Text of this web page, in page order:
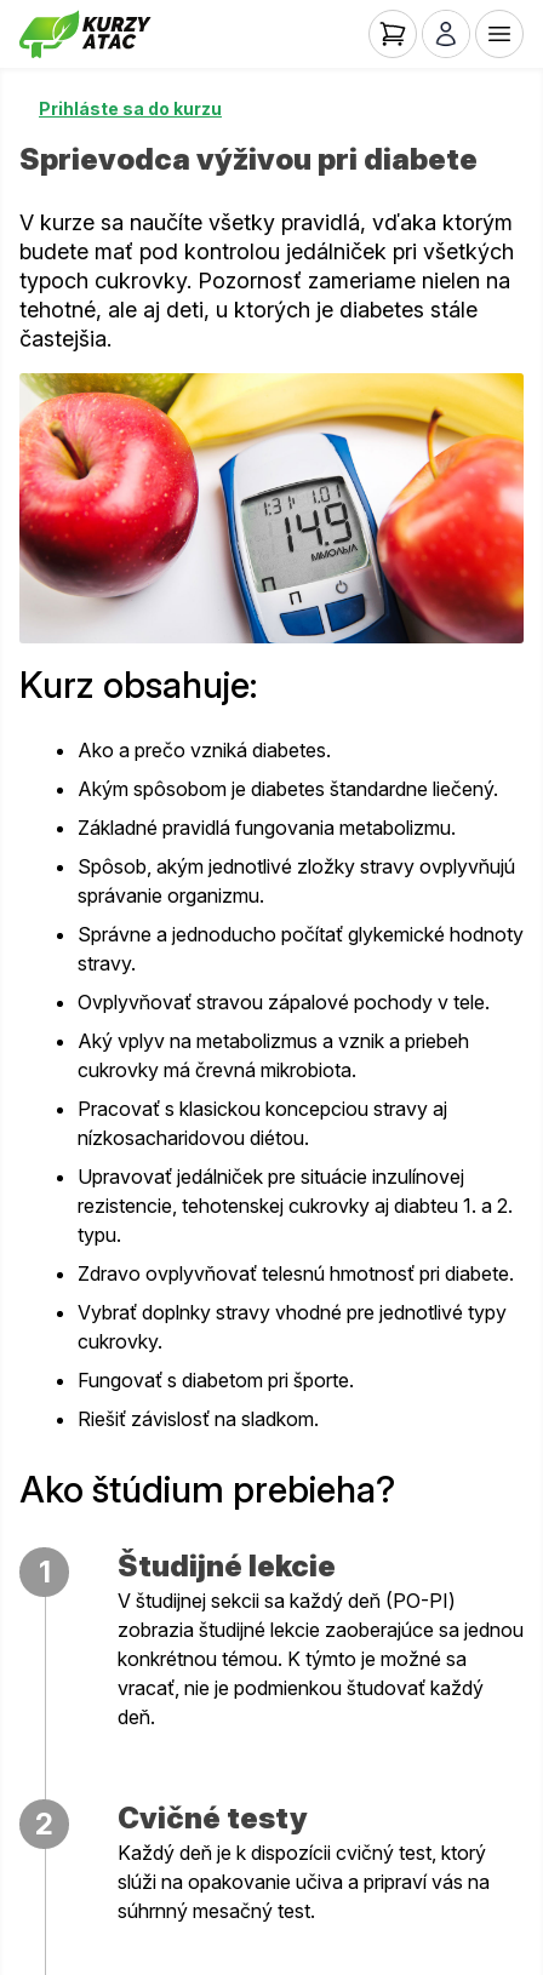
Prihláste sa do kurzu
Sprievodca výživou pri diabete
V kurze sa naučíte všetky pravidlá, vďaka ktorým
budete mať pod kontrolou jedálniček pri všetkých
typoch cukrovky. Pozornosť zameriame nielen na
tehotné, ale aj deti, u ktorých je diabetes stále
častejšia.
Kurz obsahuje:
Ako a prečo vzniká diabetes.
Akým spôsobom je diabetes štandardne liečený.
Základné pravidlá fungovania metabolizmu.
Spôsob, akým jednotlivé zložky stravy ovplyvňujú
správanie organizmu.
Správne a jednoducho počítať glykemické hodnoty
stravy.
Ovplyvňovať stravou zápalové pochody v tele.
Aký vplyv na metabolizmus a vznik a priebeh
cukrovky má črevná mikrobiota.
Pracovať s klasickou koncepciou stravy aj
nízkosacharidovou diétou.
Upravovať jedálniček pre situácie inzulínovej
rezistencie, tehotenskej cukrovky aj diabteu 1. a 2.
typu.
Zdravo ovplyvňovať telesnú hmotnosť pri diabete.
Vybrať doplnky stravy vhodné pre jednotlivé typy
cukrovky.
Fungovať s diabetom pri športe.
Riešiť závislosť na sladkom.
Ako štúdium prebieha?
1 Študijné lekcie
V študijnej sekcii sa každý deň (PO-PI)
zobrazia študijné lekcie zaoberajúce sa jednou
konkrétnou témou. K týmto je možné sa
vracať, nie je podmienkou študovať každý
deň.
2 Cvičné testy
Každý deň je k dispozícii cvičný test, ktorý
slúži na opakovanie učiva a pripraví vás na
súhrnný mesačný test.